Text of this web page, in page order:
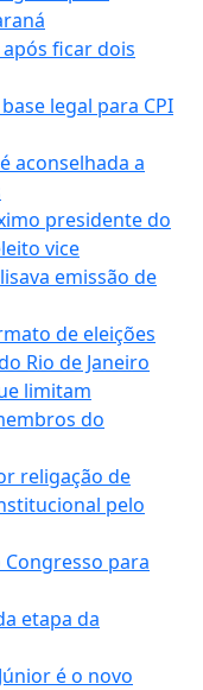
ficar dois
legal para CPI
aconselhada a
presidente do
vice
emissão de
de eleições
Rio de Janeiro
limitam
do
religação de
pelo
para
etapa da
é o novo